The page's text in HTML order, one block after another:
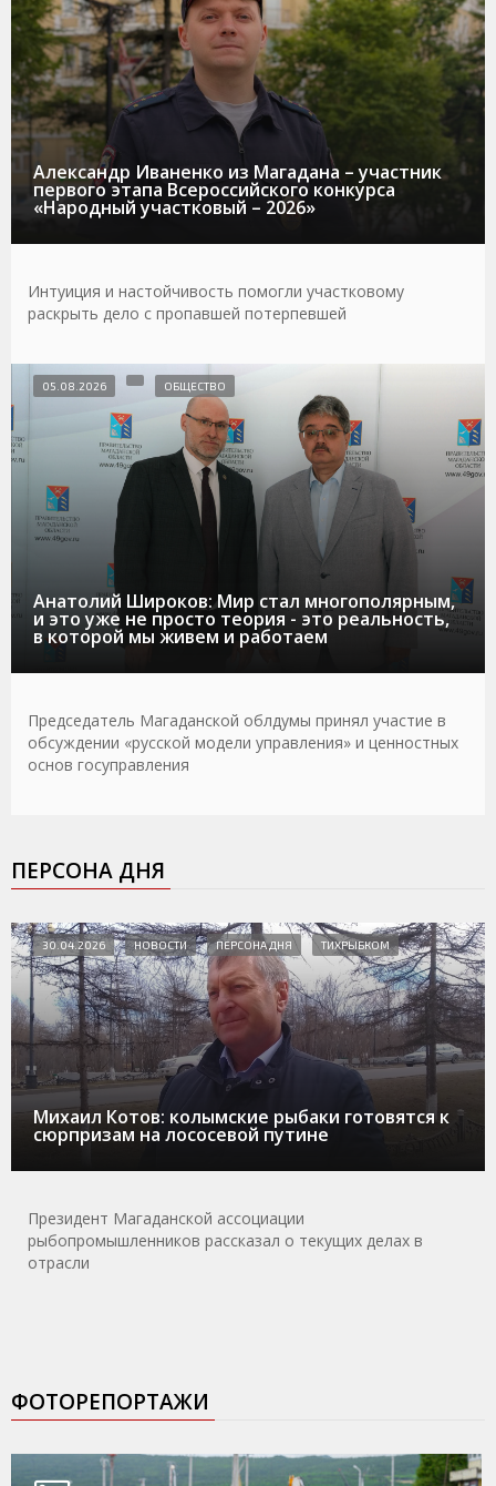
Александр Иваненко из Магадана – участник
первого этапа Всероссийского конкурса
«Народный участковый – 2026»
Интуиция и настойчивость помогли участковому
раскрыть дело с пропавшей потерпевшей
Анатолий Широков: Мир стал многополярным,
и это уже не просто теория - это реальность,
в которой мы живем и работаем
05.08.2026 ОБЩЕСТВО
Председатель Магаданской облдумы принял участие в
обсуждении «русской модели управления» и ценностных
основ госуправления
ПЕРСОНА ДНЯ
Михаил Котов: колымские рыбаки готовятся к
сюрпризам на лососевой путине
30.04.2026 НОВОСТИ ПЕРСОНА ДНЯ ТИХРЫБКОМ
Президент Магаданской ассоциации
рыбопромышленников рассказал о текущих делах в
отрасли
ФОТОРЕПОРТАЖИ